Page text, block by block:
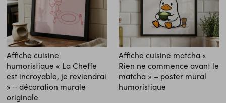
Affiche cuisine
humoristique « La Cheffe
est incroyable, je reviendrai
» – décoration murale
originale
Affiche cuisine matcha «
Rien ne commence avant le
matcha » – poster mural
humoristique